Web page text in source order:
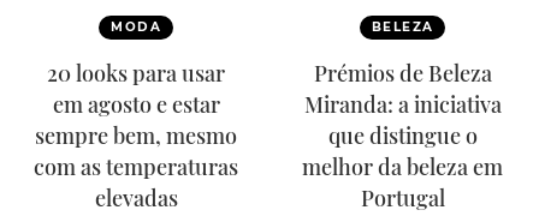
MODA
20 looks para usar
em agosto e estar
sempre bem, mesmo
com as temperaturas
elevadas
BELEZA
Prémios de Beleza
Miranda: a iniciativa
que distingue o
melhor da beleza em
Portugal